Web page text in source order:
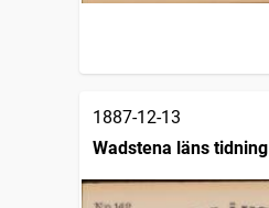
1887-12-13
Wadstena läns tidning